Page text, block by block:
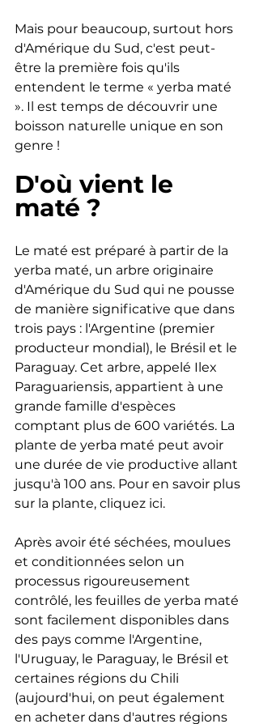
Mais pour beaucoup, surtout hors
d'Amérique du Sud, c'est peut-
être la première fois qu'ils
entendent le terme « yerba maté
». Il est temps de découvrir une
boisson naturelle unique en son
genre !
D'où vient le
maté ?
Le maté est préparé à partir de la
yerba maté, un arbre originaire
d'Amérique du Sud qui ne pousse
de manière significative que dans
trois pays : l'Argentine (premier
producteur mondial), le Brésil et le
Paraguay. Cet arbre, appelé Ilex
Paraguariensis, appartient à une
grande famille d'espèces
comptant plus de 600 variétés. La
plante de yerba maté peut avoir
une durée de vie productive allant
jusqu'à 100 ans. Pour en savoir plus
sur la plante, cliquez ici.
Après avoir été séchées, moulues
et conditionnées selon un
processus rigoureusement
contrôlé, les feuilles de yerba maté
sont facilement disponibles dans
des pays comme l'Argentine,
l'Uruguay, le Paraguay, le Brésil et
certaines régions du Chili
(aujourd'hui, on peut également
en acheter dans d'autres régions